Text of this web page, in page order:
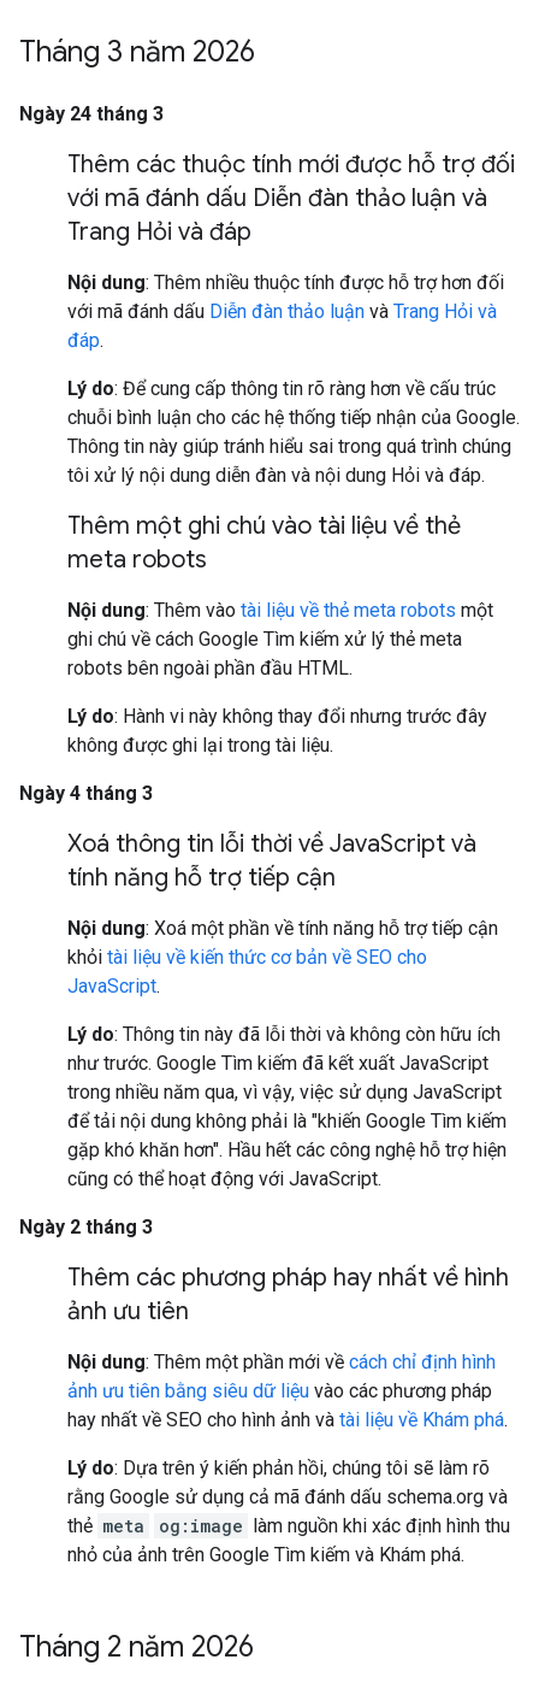
Tháng 3 năm 2026
Ngày 24 tháng 3
Thêm các thuộc tính mới được hỗ trợ đối
với mã đánh dấu Diễn đàn thảo luận và
Trang Hỏi và đáp
Nội dung: Thêm nhiều thuộc tính được hỗ trợ hơn đối
với mã đánh dấu Diễn đàn thảo luận và Trang Hỏi và
đáp.
Lý do: Để cung cấp thông tin rõ ràng hơn về cấu trúc
chuỗi bình luận cho các hệ thống tiếp nhận của Google.
Thông tin này giúp tránh hiểu sai trong quá trình chúng
tôi xử lý nội dung diễn đàn và nội dung Hỏi và đáp.
Thêm một ghi chú vào tài liệu về thẻ
meta robots
Nội dung: Thêm vào tài liệu về thẻ meta robots một
ghi chú về cách Google Tìm kiếm xử lý thẻ meta
robots bên ngoài phần đầu HTML.
Lý do: Hành vi này không thay đổi nhưng trước đây
không được ghi lại trong tài liệu.
Ngày 4 tháng 3
Xoá thông tin lỗi thời về JavaScript và
tính năng hỗ trợ tiếp cận
Nội dung: Xoá một phần về tính năng hỗ trợ tiếp cận
khỏi tài liệu về kiến thức cơ bản về SEO cho
JavaScript.
Lý do: Thông tin này đã lỗi thời và không còn hữu ích
như trước. Google Tìm kiếm đã kết xuất JavaScript
trong nhiều năm qua, vì vậy, việc sử dụng JavaScript
để tải nội dung không phải là "khiến Google Tìm kiếm
gặp khó khăn hơn". Hầu hết các công nghệ hỗ trợ hiện
cũng có thể hoạt động với JavaScript.
Ngày 2 tháng 3
Thêm các phương pháp hay nhất về hình
ảnh ưu tiên
Nội dung: Thêm một phần mới về cách chỉ định hình
ảnh ưu tiên bằng siêu dữ liệu vào các phương pháp
hay nhất về SEO cho hình ảnh và tài liệu về Khám phá.
Lý do: Dựa trên ý kiến phản hồi, chúng tôi sẽ làm rõ
rằng Google sử dụng cả mã đánh dấu schema.org và
thẻ meta og:image làm nguồn khi xác định hình thu
nhỏ của ảnh trên Google Tìm kiếm và Khám phá.
Tháng 2 năm 2026